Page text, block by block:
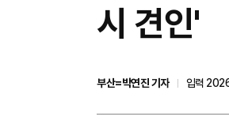
시 견인'
부산=박연진 기자
입력